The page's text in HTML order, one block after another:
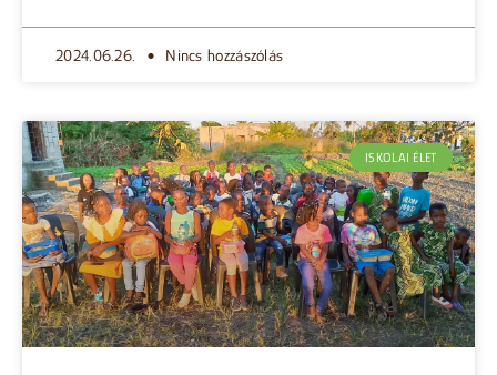
2024.06.26. Nincs hozzászólás
ISKOLAI ÉLET